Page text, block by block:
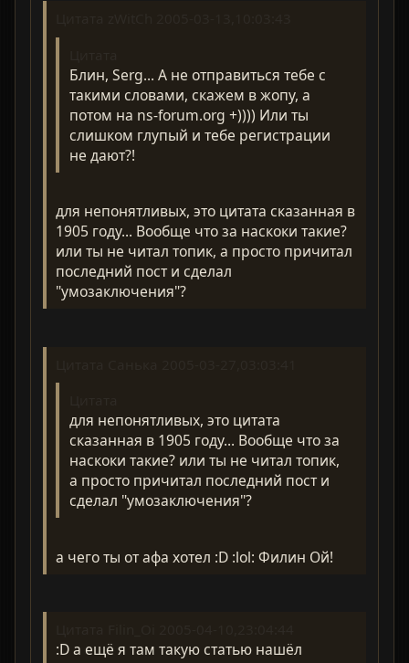
Блин, Serg... А не отправиться тебе с
такими словами, скажем в жопу, а
потом нa ns-forum.org +)))) Или ты
слишком глупый и тебе регистрации
не дают?!
для непонятливых, это цитата сказанная в
1905 году... Вообще что за наскоки такие?
или ты не читал топик, а просто причитал
последний пост и сделал
"умозаключения"?
для непонятливых, это цитата
сказанная в 1905 году... Вообще что за
наскоки такие? или ты не читал топик,
а просто причитал последний пост и
сделал "умозаключения"?
а чего ты от афа хотел :D :lol: Филин Ой!
:D а ещё я там такую статью нашёл